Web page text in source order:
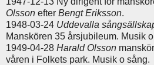
Olsson efter Bengt Eriksson.
1948-03-24 Uddevalla
Manskören 35 årsjubileum. Musik
1949-04-28 Harald Olsson
våren i Folkets park. Musik o sång.